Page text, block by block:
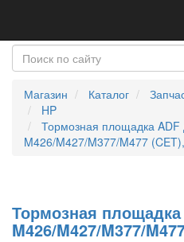
Магазин Каталог
HP
Тормозная площадка ADF
M426/M427/M377/M477
Тормозная
M426/M427/M377/